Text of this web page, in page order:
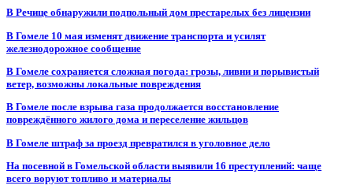
В Речице обнаружили подпольный дом престарелых без лицензии
В Гомеле 10 мая изменят движение транспорта и усилят
железнодорожное сообщение
В Гомеле сохраняется сложная погода: грозы, ливни и порывистый
ветер, возможны локальные повреждения
В Гомеле после взрыва газа продолжается восстановление
повреждённого жилого дома и переселение жильцов
В Гомеле штраф за проезд превратился в уголовное дело
На посевной в Гомельской области выявили 16 преступлений: чаще
всего воруют топливо и материалы